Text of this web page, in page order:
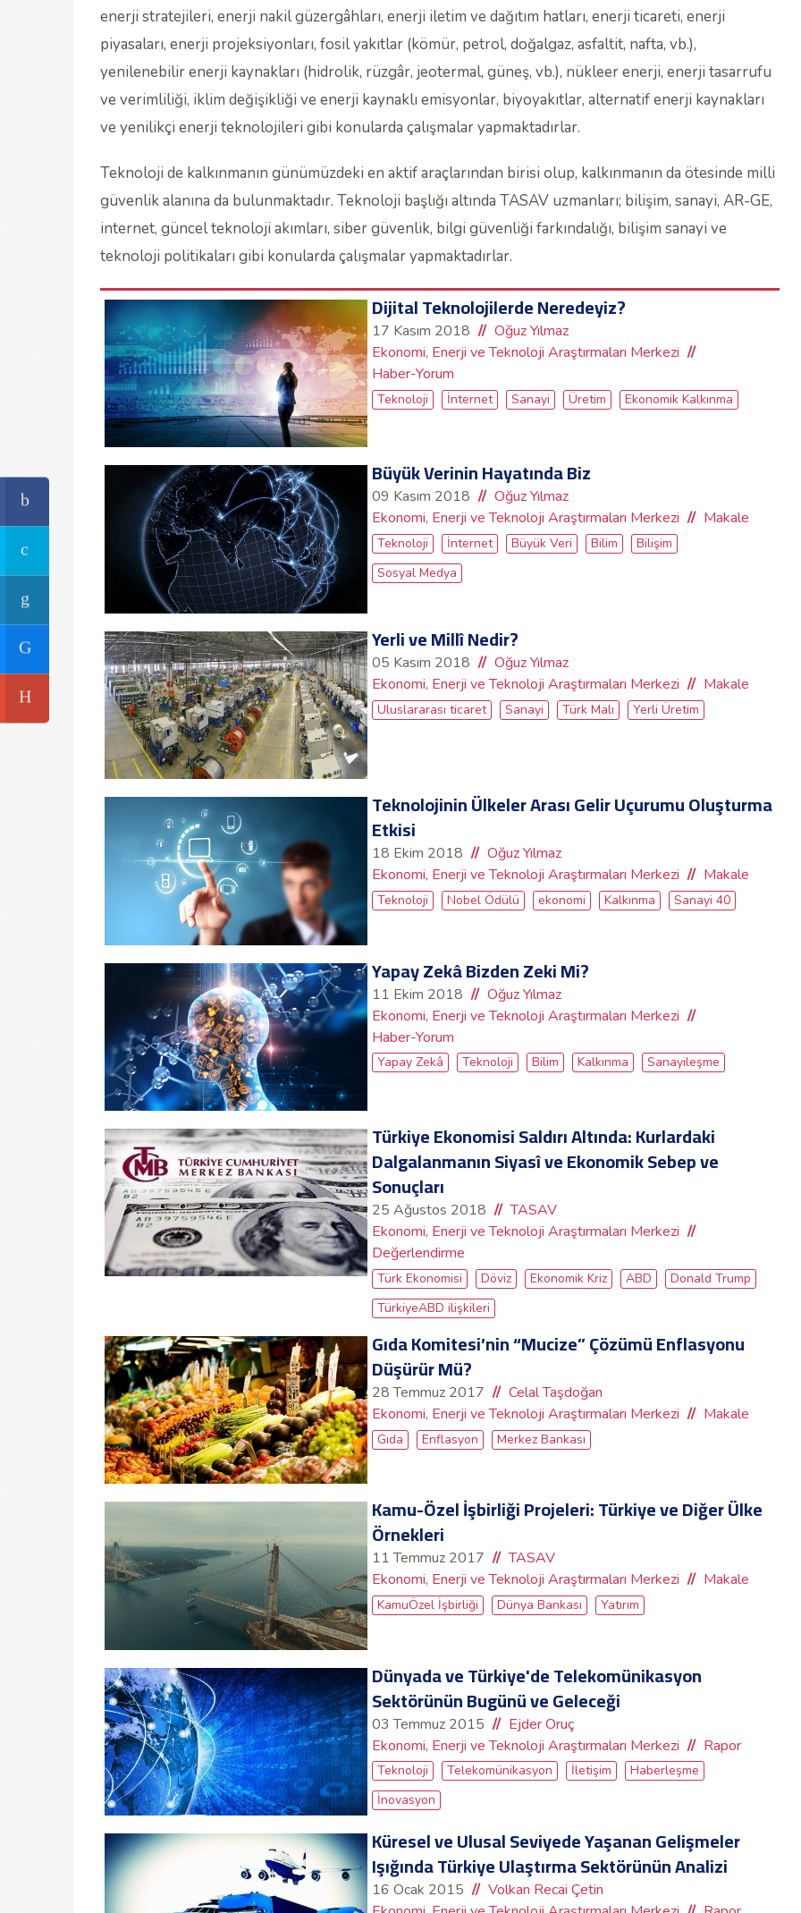
enerji stratejileri, enerji nakil güzergâhları, enerji iletim ve dağıtım hatları, enerji ticareti, enerji
piyasaları, enerji projeksiyonları, fosil yakıtlar (kömür, petrol, doğalgaz, asfaltit, nafta, vb.),
yenilenebilir enerji kaynakları (hidrolik, rüzgâr, jeotermal, güneş, vb.), nükleer enerji, enerji tasarrufu
ve verimliliği, iklim değişikliği ve enerji kaynaklı emisyonlar, biyoyakıtlar, alternatif enerji kaynakları
ve yenilikçi enerji teknolojileri gibi konularda çalışmalar yapmaktadırlar.
Teknoloji de kalkınmanın günümüzdeki en aktif araçlarından birisi olup, kalkınmanın da ötesinde milli
güvenlik alanına da bulunmaktadır. Teknoloji başlığı altında TASAV uzmanları; bilişim, sanayi, AR-GE,
internet, güncel teknoloji akımları, siber güvenlik, bilgi güvenliği farkındalığı, bilişim sanayi ve
teknoloji politikaları gibi konularda çalışmalar yapmaktadırlar.
Dijital Teknolojilerde Neredeyiz?
17 Kasım 2018
Oğuz Yılmaz
Ekonomi, Enerji ve Teknoloji Araştırmaları Merkezi
Haber-Yorum
Teknoloji İnternet Sanayi Üretim Ekonomik Kalkınma
Büyük Verinin Hayatında Biz
09 Kasım 2018
Oğuz Yılmaz
Ekonomi, Enerji ve Teknoloji Araştırmaları Merkezi
Makale
Teknoloji İnternet Büyük Veri Bilim
Bilişim
Sosyal Medya
Yerli ve Millî Nedir?
05 Kasım 2018
Oğuz Yılmaz
Ekonomi, Enerji ve Teknoloji Araştırmaları Merkezi
Makale
Uluslararası ticaret Sanayi Türk Malı Yerli Üretim
Teknolojinin Ülkeler Arası Gelir Uçurumu Oluşturma
Etkisi
18 Ekim 2018
Oğuz Yılmaz
Ekonomi, Enerji ve Teknoloji Araştırmaları Merkezi
Makale
Teknoloji Nobel Ödülü ekonomi Kalkınma Sanayi 40
Yapay Zekâ Bizden Zeki Mi?
11 Ekim 2018
Oğuz Yılmaz
Ekonomi, Enerji ve Teknoloji Araştırmaları Merkezi
Haber-Yorum
Yapay Zekâ Teknoloji Bilim Kalkınma Sanayileşme
Türkiye Ekonomisi Saldırı Altında: Kurlardaki
Dalgalanmanın Siyasî ve Ekonomik Sebep ve
Sonuçları
25 Ağustos 2018
TASAV
Ekonomi, Enerji ve Teknoloji Araştırmaları Merkezi
Değerlendirme
Türk Ekonomisi Döviz Ekonomik Kriz ABD
Donald Trump
TürkiyeABD ilişkileri
Gıda Komitesi’nin “Mucize” Çözümü Enflasyonu
Düşürür Mü?
28 Temmuz 2017
Celal Taşdoğan
Ekonomi, Enerji ve Teknoloji Araştırmaları Merkezi
Makale
Gıda Enflasyon Merkez Bankası
Kamu-Özel İşbirliği Projeleri: Türkiye ve Diğer Ülke
Örnekleri
11 Temmuz 2017
TASAV
Ekonomi, Enerji ve Teknoloji Araştırmaları Merkezi
Makale
KamuÖzel İşbirliği Dünya Bankası Yatırım
Dünyada ve Türkiye'de Telekomünikasyon
Sektörünün Bugünü ve Geleceği
03 Temmuz 2015
Ejder Oruç
Ekonomi, Enerji ve Teknoloji Araştırmaları Merkezi
Rapor
Teknoloji Telekomünikasyon İletişim
Haberleşme
İnovasyon
Küresel ve Ulusal Seviyede Yaşanan Gelişmeler
Işığında Türkiye Ulaştırma Sektörünün Analizi
16 Ocak 2015
Volkan Recai Çetin